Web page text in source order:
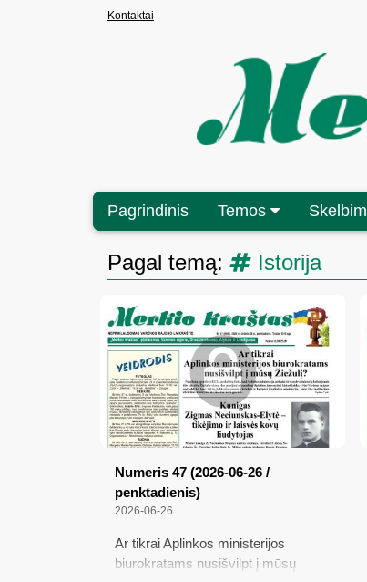
Kontaktai
Pagrindinis Temos
Pagal temą: Istorija
Numeris 47 (2026-06-26 /
penktadienis)
2026-06-26
Ar tikrai Aplinkos ministerijos
biurokratams nusišvilpt į mūsų